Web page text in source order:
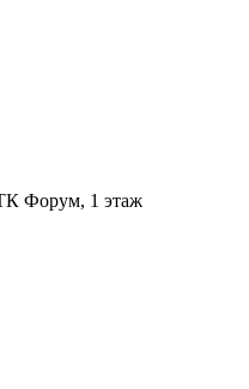
Форум, 1 этаж